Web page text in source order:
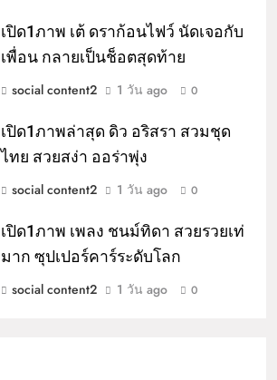
เปิด1ภาพ เต้ ดราก้อนไฟว์ นัดเจอกับ
เพื่อน กลายเป็นช็อตสุดท้าย
social content2
1 วัน ago 0
เปิด1ภาพล่าสุด ดิว อริสรา สวมชุด
ไทย สวยสง่า ออร่าพุ่ง
social content2
1 วัน ago 0
เปิด1ภาพ เพลง ชนม์ทิดา สวยรวยเท่
มาก ซุปเปอร์คาร์ระดับโลก
social content2
1 วัน ago 0